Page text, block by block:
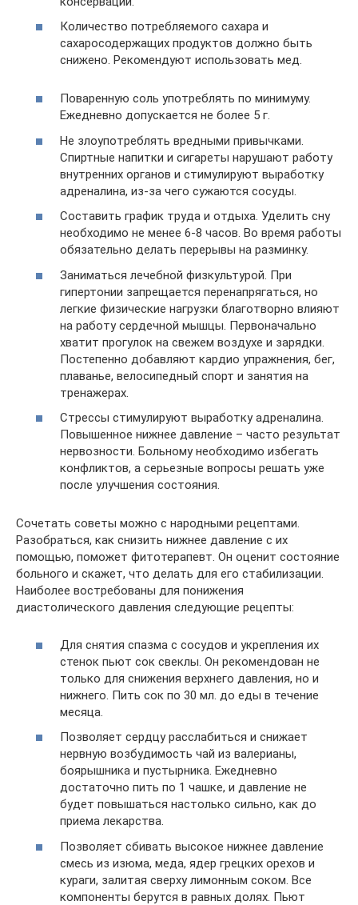
Количество потребляемого сахара и
сахаросодержащих продуктов должно быть
снижено. Рекомендуют использовать мед.
Поваренную соль употреблять по минимуму.
Ежедневно допускается не более 5 г.
Не злоупотреблять вредными привычками.
Спиртные напитки и сигареты нарушают работу
внутренних органов и стимулируют выработку
адреналина, из-за чего сужаются сосуды.
Составить график труда и отдыха. Уделить сну
необходимо не менее 6-8 часов. Во время работы
обязательно делать перерывы на разминку.
Заниматься лечебной физкультурой. При
гипертонии запрещается перенапрягаться, но
легкие физические нагрузки благотворно влияют
на работу сердечной мышцы. Первоначально
хватит прогулок на свежем воздухе и зарядки.
Постепенно добавляют кардио упражнения, бег,
плаванье, велосипедный спорт и занятия на
тренажерах.
Стрессы стимулируют выработку адреналина.
Повышенное нижнее давление – часто результат
нервозности. Больному необходимо избегать
конфликтов, а серьезные вопросы решать уже
после улучшения состояния.
Сочетать советы можно с народными рецептами.
Разобраться, как снизить нижнее давление с их
помощью, поможет фитотерапевт. Он оценит состояние
больного и скажет, что делать для его стабилизации.
Наиболее востребованы для понижения
диастолического давления следующие рецепты:
Для снятия спазма с сосудов и укрепления их
стенок пьют сок свеклы. Он рекомендован не
только для снижения верхнего давления, но и
нижнего. Пить сок по 30 мл. до еды в течение
месяца.
Позволяет сердцу расслабиться и снижает
нервную возбудимость чай из валерианы,
боярышника и пустырника. Ежедневно
достаточно пить по 1 чашке, и давление не
будет повышаться настолько сильно, как до
приема лекарства.
Позволяет сбивать высокое нижнее давление
смесь из изюма, меда, ядер грецких орехов и
кураги, залитая сверху лимонным соком. Все
компоненты берутся в равных долях. Пьют